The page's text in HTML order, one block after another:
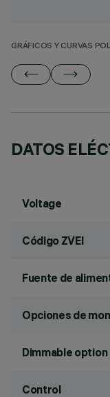
GRÁFICOS Y CURVAS
DATOS
Voltage
Código ZVEI
Fuente de
Opciones de
Dimmable option
Control